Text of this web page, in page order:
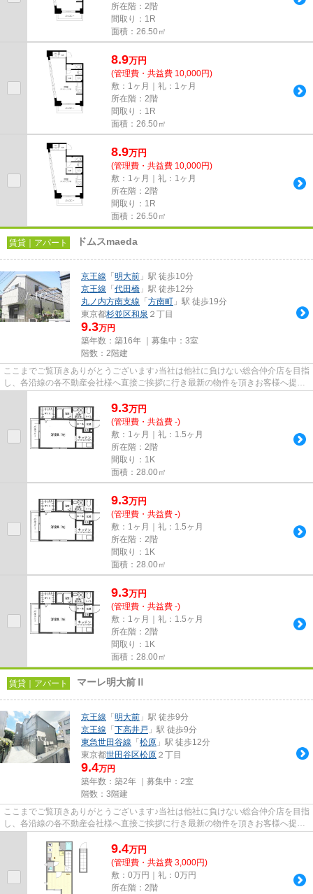
所在階：2階
間取り：1R
面積：26.50㎡
8.9万円
(管理費・共益費 10,000円)
敷：1ヶ月｜礼：1ヶ月
所在階：2階
間取り：1R
面積：26.50㎡
8.9万円
(管理費・共益費 10,000円)
敷：1ヶ月｜礼：1ヶ月
所在階：2階
間取り：1R
面積：26.50㎡
賃貸｜アパート ドムスmaeda
京王線 「 明大前 」駅 徒歩10分
京王線 「 代田橋 」駅 徒歩12分
丸ノ内方南支線 「 方南町 」駅 徒歩19分
東京都杉並区和泉 ２丁目
9.3万円
築年数：築16年 ｜募集中： 3室
階数：2階建
ここまでご覧頂きありがとうございます♪当社は他社に負けない総合仲介店を目指
し、各沿線の各不動産会社様へ直接ご挨拶に行き最新の物件を頂きお客様へ提供
9.3万円
(管理費・共益費 -)
敷：1ヶ月｜礼：1.5ヶ月
所在階：2階
間取り：1K
面積：28.00㎡
9.3万円
(管理費・共益費 -)
敷：1ヶ月｜礼：1.5ヶ月
所在階：2階
間取り：1K
面積：28.00㎡
9.3万円
(管理費・共益費 -)
敷：1ヶ月｜礼：1.5ヶ月
所在階：2階
間取り：1K
面積：28.00㎡
賃貸｜アパート マーレ明大前Ⅱ
京王線 「 明大前 」駅 徒歩9分
京王線 「 下高井戸 」駅 徒歩9分
東急世田谷線 「 松原 」駅 徒歩12分
東京都世田谷区松原 ２丁目
9.4万円
築年数：築2年 ｜募集中： 2室
階数：3階建
ここまでご覧頂きありがとうございます♪当社は他社に負けない総合仲介店を目指
し、各沿線の各不動産会社様へ直接ご挨拶に行き最新の物件を頂きお客様へ提供
9.4万円
(管理費・共益費 3,000円)
敷：0万円｜礼：0万円
所在階：2階